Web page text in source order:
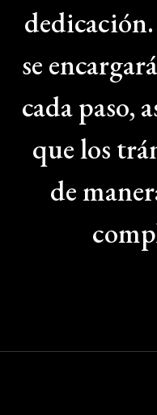
se
cada paso,
que los
de